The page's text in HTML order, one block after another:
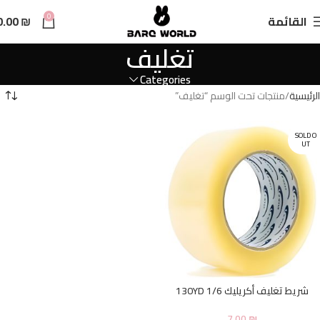
القائمة 0
₪
تغليف
Categories
الرئيسية منتجات تحت الوسم “تغليف”
SOLD O
UT
شريط تغليف أكريليك 1/6 130YD